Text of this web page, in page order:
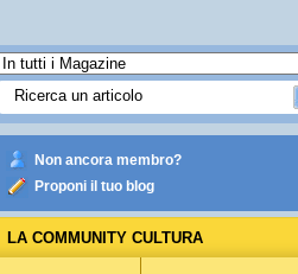
Non ancora membro?
Proponi il tuo blog
LA COMMUNITY CULTURA